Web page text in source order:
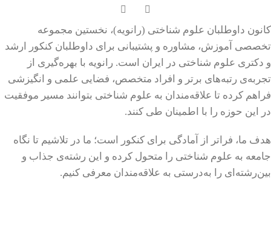
کانون داوطلبان علوم شناختی (رانویه)، نخستین مجموعه
تخصصی آموزش، مشاوره و پشتیبانی برای داوطلبان کنکور ارشد
و دکتری علوم شناختی در ایران است. رانویه با بهره‌گیری از
تجربه‌ی رتبه‌های برتر و افراد متخصص، فضایی علمی و انگیزشی
فراهم کرده تا علاقه‌مندان به علوم شناختی بتوانند مسیر موفقیت
در این حوزه را با اطمینان طی کنند.
هدف ما، فراتر از آمادگی برای کنکور است؛ ما در تلاشیم تا نگاه
جامعه به علوم شناختی را متحول کرده و این رشته‌ی جذاب و
بین‌رشته‌ای را به‌درستی به علاقه‌مندان معرفی کنیم.